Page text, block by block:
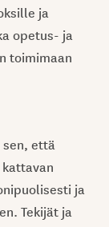
ja
opetus- ja
toimimaan
että
ja
Tekijät ja